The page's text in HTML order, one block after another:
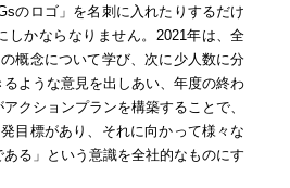
のロゴ」を名刺に入れたりするだけ
しかならなりません。2021年は、全
概念について学び、次に少人数に分
ような意見を出しあい、年度の終わ
クションプランを構築することで、
目標があり、それに向かって様々な
る」という意識を全社的なものにす